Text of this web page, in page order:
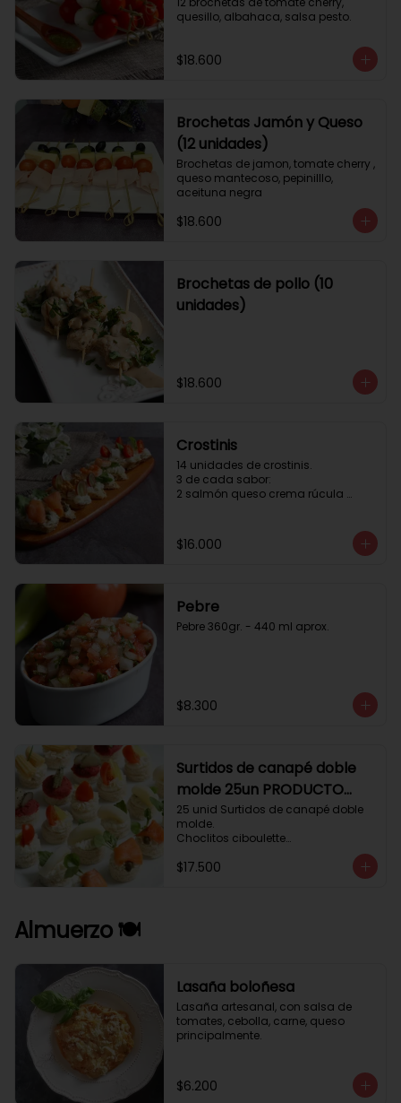
quesillo, albahaca, salsa pesto.
$18.600
Brochetas Jamón y Queso
(12 unidades)
Brochetas de jamon, tomate cherry ,
queso mantecoso, pepinilllo,
aceituna negra
$18.600
Brochetas de pollo (10
unidades)
$18.600
Crostinis
14 unidades de crostinis.
3 de cada sabor:
2 salmón queso crema rúcula
caramelizada y miel.
3 camaron queso crema rúcula.
$16.000
Pebre
Pebre 360gr. - 440 ml aprox.
$8.300
Surtidos de canapé doble
molde 25un PRODUCTO
DELICADO .
25 unid Surtidos de canapé doble
molde.
Choclitos ciboulette
Tomate aji verde.
$17.500
Almuerzo 🍽️
Lasaña boloñesa
Lasaña artesanal, con salsa de
tomates, cebolla, carne, queso
principalmente.
$6.200